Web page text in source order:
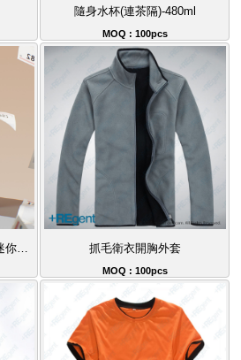
隨身水杯(連茶隔)-480ml
MOQ : 100pcs
2026 創意贈品推薦復古時光迷你攝錄相機：掌心中的底片美學，企業定製首選 抓毛衛衣開胸外套
MOQ : 100pcs